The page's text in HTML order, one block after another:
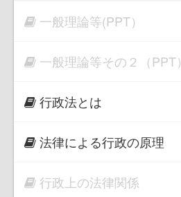
一般理論等(PPT）
一般理論等その２（PPT）
行政法とは
法律による行政の原理
行政上の法律関係